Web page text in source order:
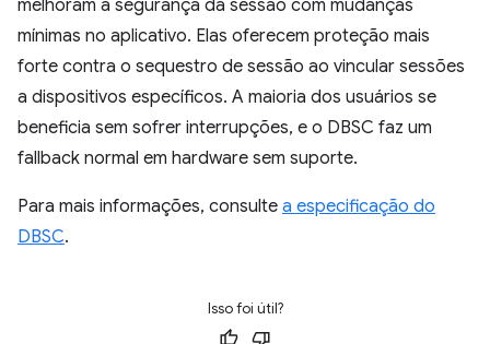
melhoram a segurança da sessão com mudanças
mínimas no aplicativo. Elas oferecem proteção mais
forte contra o sequestro de sessão ao vincular sessões
a dispositivos específicos. A maioria dos usuários se
beneficia sem sofrer interrupções, e o DBSC faz um
fallback normal em hardware sem suporte.
Para mais informações, consulte a especificação do
DBSC.
Isso foi útil?